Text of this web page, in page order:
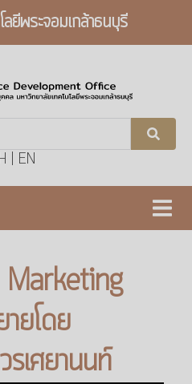
ลยีพระจอมเกล้าธนบุรี
EN
Marketing
ยโดย
เศยานนท์